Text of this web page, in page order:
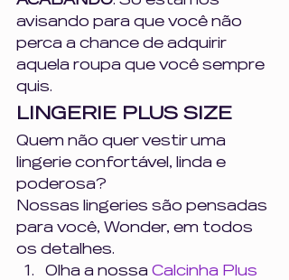
avisando para que você não
perca a chance de adquirir
aquela roupa que você sempre
quis.
LINGERIE PLUS SIZE
Quem não quer vestir uma
lingerie confortável, linda e
poderosa?
Nossas lingeries são pensadas
para você, Wonder, em todos
os detalhes.
Olha a nossa Calcinha Plus